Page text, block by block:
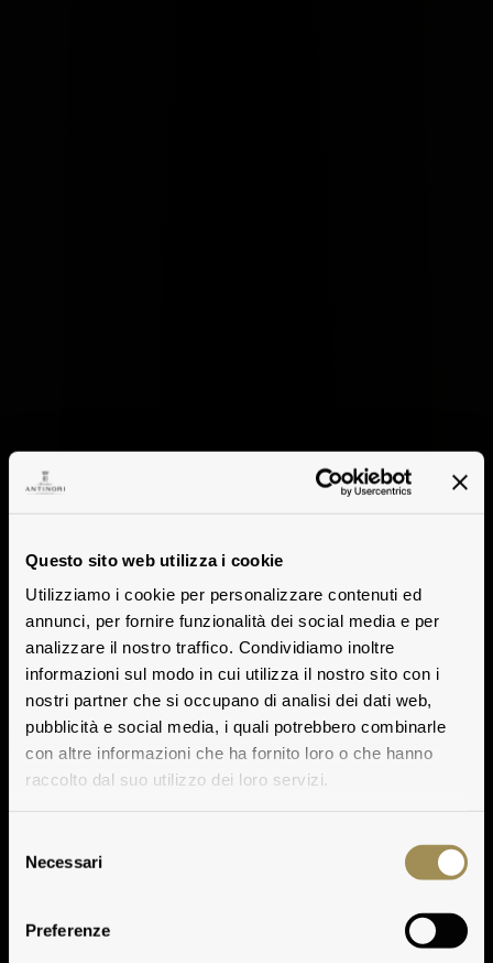
Questo sito web utilizza i cookie
Utilizziamo i cookie per personalizzare contenuti ed
annunci, per fornire funzionalità dei social media e per
analizzare il nostro traffico. Condividiamo inoltre
informazioni sul modo in cui utilizza il nostro sito con i
nostri partner che si occupano di analisi dei dati web,
pubblicità e social media, i quali potrebbero combinarle
con altre informazioni che ha fornito loro o che hanno
raccolto dal suo utilizzo dei loro servizi.
delNecessari
Preferenze